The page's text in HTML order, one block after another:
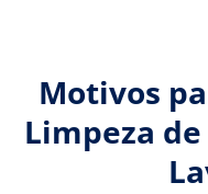
Motivos
Limpeza